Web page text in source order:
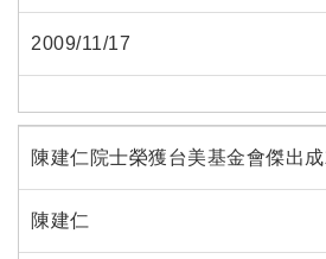
2009/11/17
陳建仁院士榮獲台美基金會傑出
陳建仁